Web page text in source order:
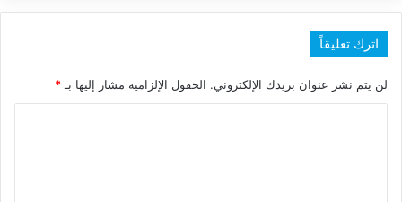
اترك تعليقاً
لن يتم نشر عنوان بريدك الإلكتروني. الحقول الإلزامية مشار إليها بـ*